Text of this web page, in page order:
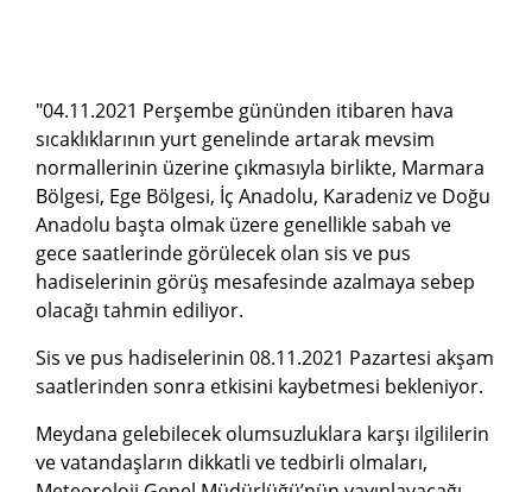
"04.11.2021 Perşembe gününden itibaren hava
sıcaklıklarının yurt genelinde artarak mevsim
normallerinin üzerine çıkmasıyla birlikte, Marmara
Bölgesi, Ege Bölgesi, İç Anadolu, Karadeniz ve Doğu
Anadolu başta olmak üzere genellikle sabah ve
gece saatlerinde görülecek olan sis ve pus
hadiselerinin görüş mesafesinde azalmaya sebep
olacağı tahmin ediliyor.
Sis ve pus hadiselerinin 08.11.2021 Pazartesi akşam
saatlerinden sonra etkisini kaybetmesi bekleniyor.
Meydana gelebilecek olumsuzluklara karşı ilgililerin
ve vatandaşların dikkatli ve tedbirli olmaları,